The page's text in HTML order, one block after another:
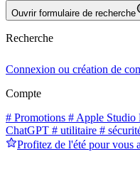
Ouvrir formulaire de recherche
Recherche
Connexion ou création de
Compte
# Promotions # Apple Studio
ChatGPT # utilitaire #
Profitez de l'été pour vous